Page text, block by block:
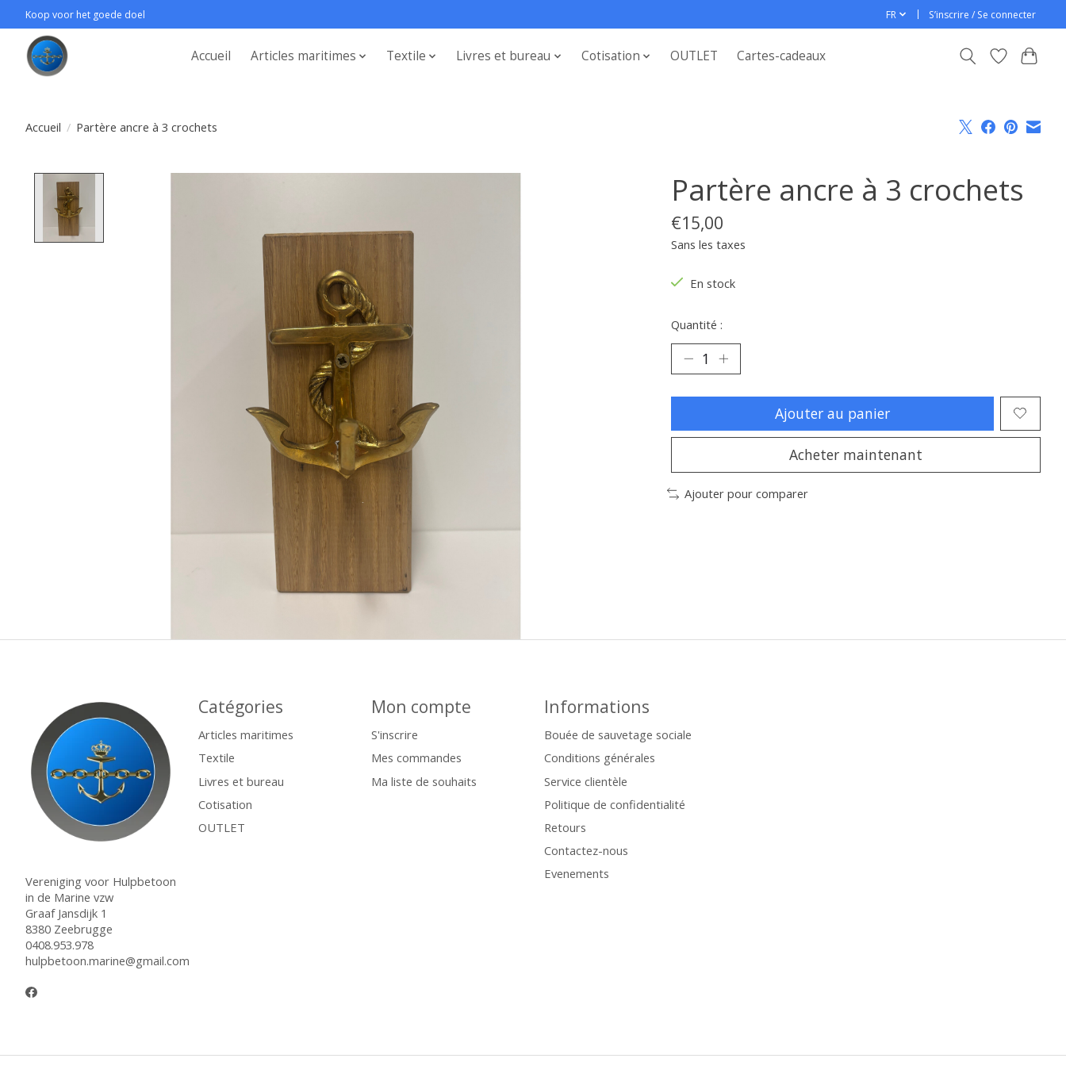
Koop voor het goede doel FR S’inscrire / Se connecter
Accueil Articles maritimes Textile Livres et bureau Cotisation OUTLET Cartes-cadeaux
Accueil / Partère ancre à 3 crochets
Partère ancre à 3 crochets
€15,00
Sans les taxes
En stock
Quantité :
Ajouter au panier
Acheter maintenant
Ajouter pour comparer
Vereniging voor Hulpbetoon
in de Marine vzw
Graaf Jansdijk 1
8380 Zeebrugge
0408.953.978
hulpbetoon.marine@gmail.com
Catégories
Articles maritimes
Textile
Livres et bureau
Cotisation
OUTLET
Mon compte
S'inscrire
Mes commandes
Ma liste de souhaits
Informations
Bouée de sauvetage sociale
Conditions générales
Service clientèle
Politique de confidentialité
Retours
Contactez-nous
Evenements